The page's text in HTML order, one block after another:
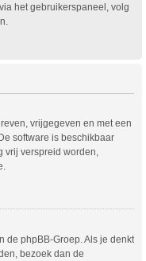
het gebruikerspaneel, volg
vrijgegeven en met een
De software is beschikbaar
vrij verspreid worden,
de phpBB-Groep. Als je denkt
bezoek dan de